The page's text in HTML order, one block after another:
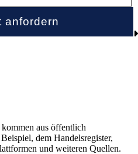
aus öffentlich
dem Handelsregister,
und weiteren Quellen.